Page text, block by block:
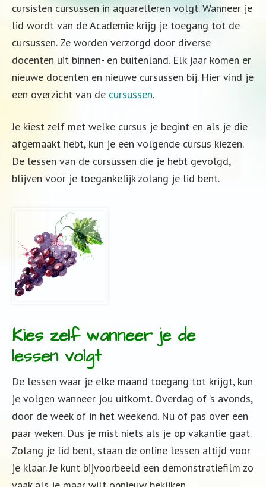
cursisten cursussen in aquarelleren volgt. Wanneer je
lid wordt van de Academie krijg je toegang tot de
cursussen. Ze worden verzorgd door diverse
docenten uit binnen- en buitenland. Elk jaar komen er
nieuwe docenten en nieuwe cursussen bij. Hier vind je
een overzicht van de cursussen.
Je kiest zelf met welke cursus je begint en als je die
afgemaakt hebt, kun je een volgende cursus kiezen.
De lessen van de cursussen die je hebt gevolgd,
blijven voor je toegankelijk zolang je lid bent.
Kies zelf wanneer je de
lessen volgt
De lessen waar je elke maand toegang tot krijgt, kun
je volgen wanneer jou uitkomt. Overdag of ‘s avonds,
door de week of in het weekend. Nu of pas over een
paar weken. Dus je mist niets als je op vakantie gaat.
Zolang je lid bent, staan de online lessen altijd voor
je klaar. Je kunt bijvoorbeeld een demonstratiefilm zo